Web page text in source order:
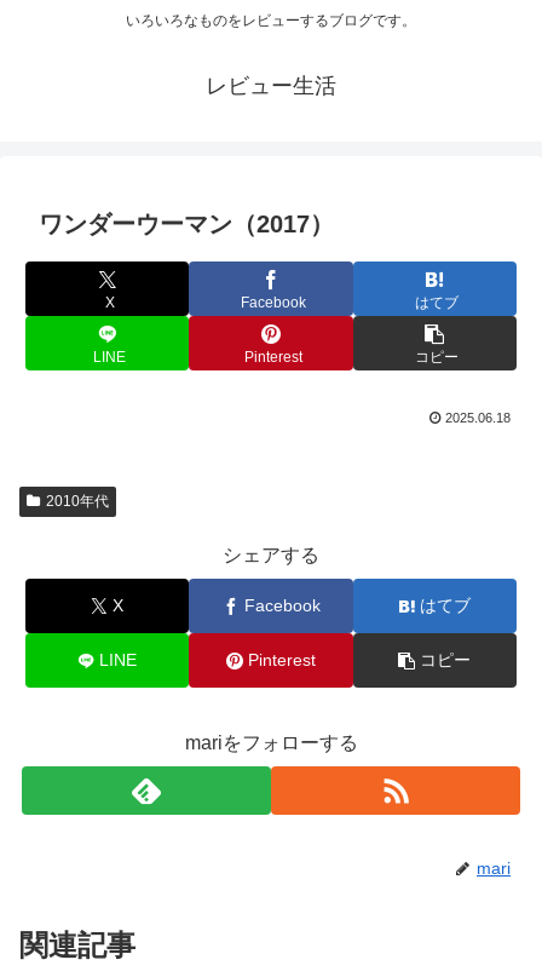
いろいろなものをレビューするブログです。
レビュー生活
ワンダーウーマン（2017）
X Facebook はてブ
LINE Pinterest コピー
2025.06.18
2010年代
シェアする
X Facebook はてブ
LINE Pinterest コピー
mariをフォローする
mari
関連記事